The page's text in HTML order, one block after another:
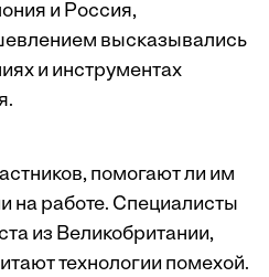
и Россия,
высказывались
и инструментах
помогают ли им
на работе. Специалисты
из Великобритании,
технологии помехой.